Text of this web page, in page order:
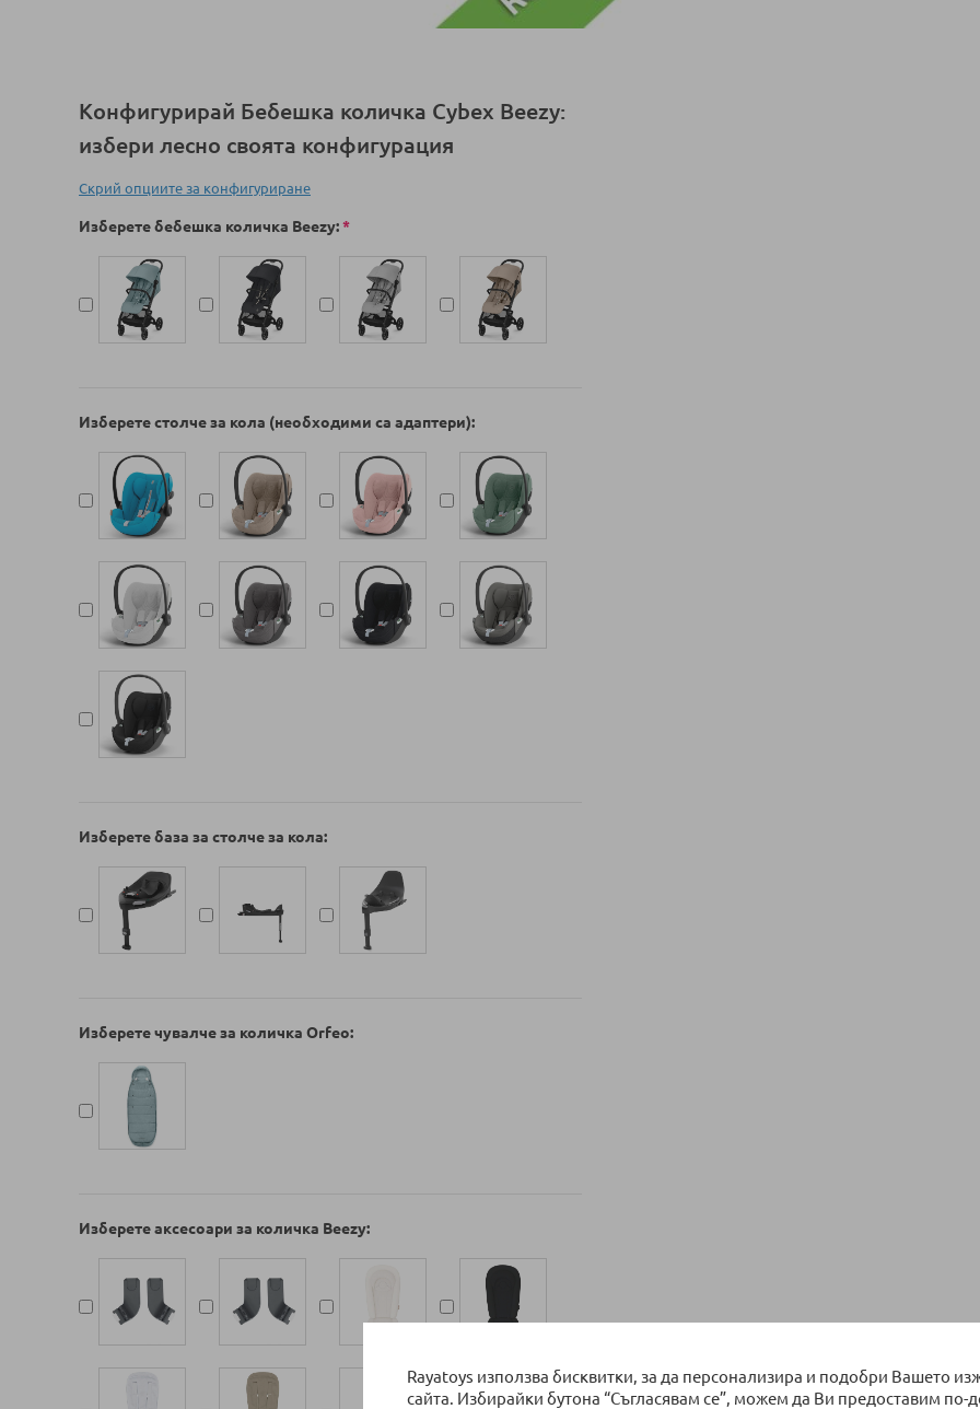
Rayatoys използва бисквитки, за да персонализира и подобри Вашето
сайта. Избирайки бутона “Съгласявам се”, можем да Ви предоставим по-
на
галерия
със
снимки
Конфигурирай Бебешка количка Cybex Beezy:
избери лесно своята конфигурация
Скрий опциите за конфигуриране
Изберете бебешка количка Beezy
Изберете столче за кола (необходими са адаптери)
Изберете база за столче за кола
Изберете чувалче за количка Orfeo
Изберете аксесоари за количка Beezy